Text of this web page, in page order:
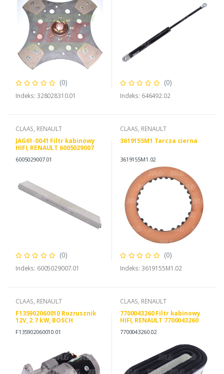
(0)
Indeks: 328028310.01
(0)
Indeks: 646492.02
CLAAS, RENAULT
JAG61-0041 Filtr kabinowy
HIFI, RENAULT 6005029007
6005029007.01
(0)
Indeks: 6005029007.01
CLAAS, RENAULT
3619155M1 Tarcza cierna
3619155M1.02
(0)
Indeks: 3619155M1.02
CLAAS, RENAULT
F135902060010 Rozrusznik
12V, 2.7 kW, BOSCH
135902060010
F135902060010.01
CLAAS, RENAULT
7700043260 Filtr kabinowy
HIFI, RENAULT 7700043260
7700043260.02